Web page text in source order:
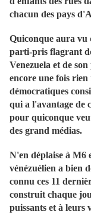
chacun des pays
Quiconque aura vu
parti-pris flagrant
Venezuela et de
encore une fois rien
démocratiques
qui a l'avantage de
pour quiconque
des grand médias.
N'en déplaise à M6
vénézuélien a bien
connu ces 11
construit chaque
puissants et à leurs